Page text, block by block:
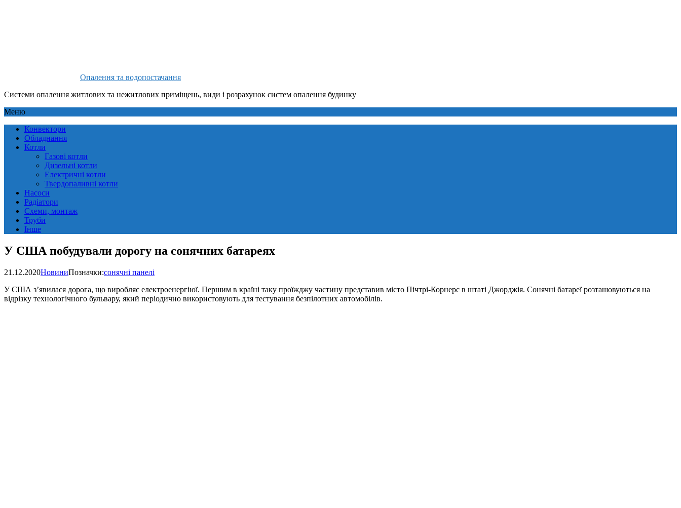
Опалення та водопостачання
Системи опалення житлових та нежитлових приміщень, види і розрахунок систем опалення будинку
Меню
Конвектори
Обладнання
Котли
Газові котли
Дизельні котли
Електричні котли
Твердопаливні котли
Насоси
Радіатори
Схеми, монтаж
Труби
Інше
У США побудували дорогу на сонячних батареях
21.12.2020НовиниПозначки:сонячні панелі
У США з’явилася дорога, що виробляє електроенергіюї. Першим в країні таку проїжджу частину представив місто Пічтрі-Корнерс в штаті Джорджія. Сонячні батареї розташовуються на
відрізку технологічного бульвару, який періодично використовують для тестування безпілотних автомобілів.